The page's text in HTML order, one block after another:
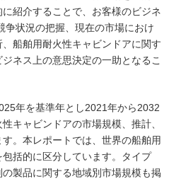
紹介することで、お客様のビジネ
争状況の把握、現在の市場におけ
船舶用耐火性キャビンドアに関す
ネス上の意思決定の一助となるこ
年を基準年とし2021年から2032
キャビンドアの市場規模、推計、
。本レポートでは、世界の船舶用
括的に区分しています。タイプ
製品に関する地域別市場規模も掲